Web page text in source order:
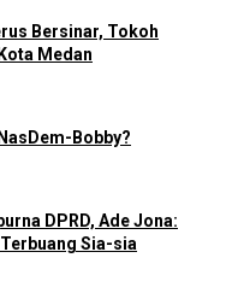
Bersinar, Tokoh
Medan
Bobby?
DPRD, Ade Jona:
Sia-sia